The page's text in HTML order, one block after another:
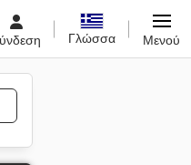
Γλώσσα Μενού